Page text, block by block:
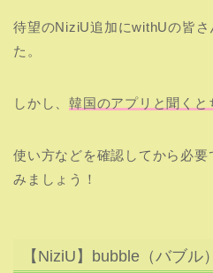
待望のNiziU追加にwithUの皆
た。
しかし、韓国のアプリと聞くと
使い方などを確認してから必
みましょう！
【NiziU】bubble（バブ